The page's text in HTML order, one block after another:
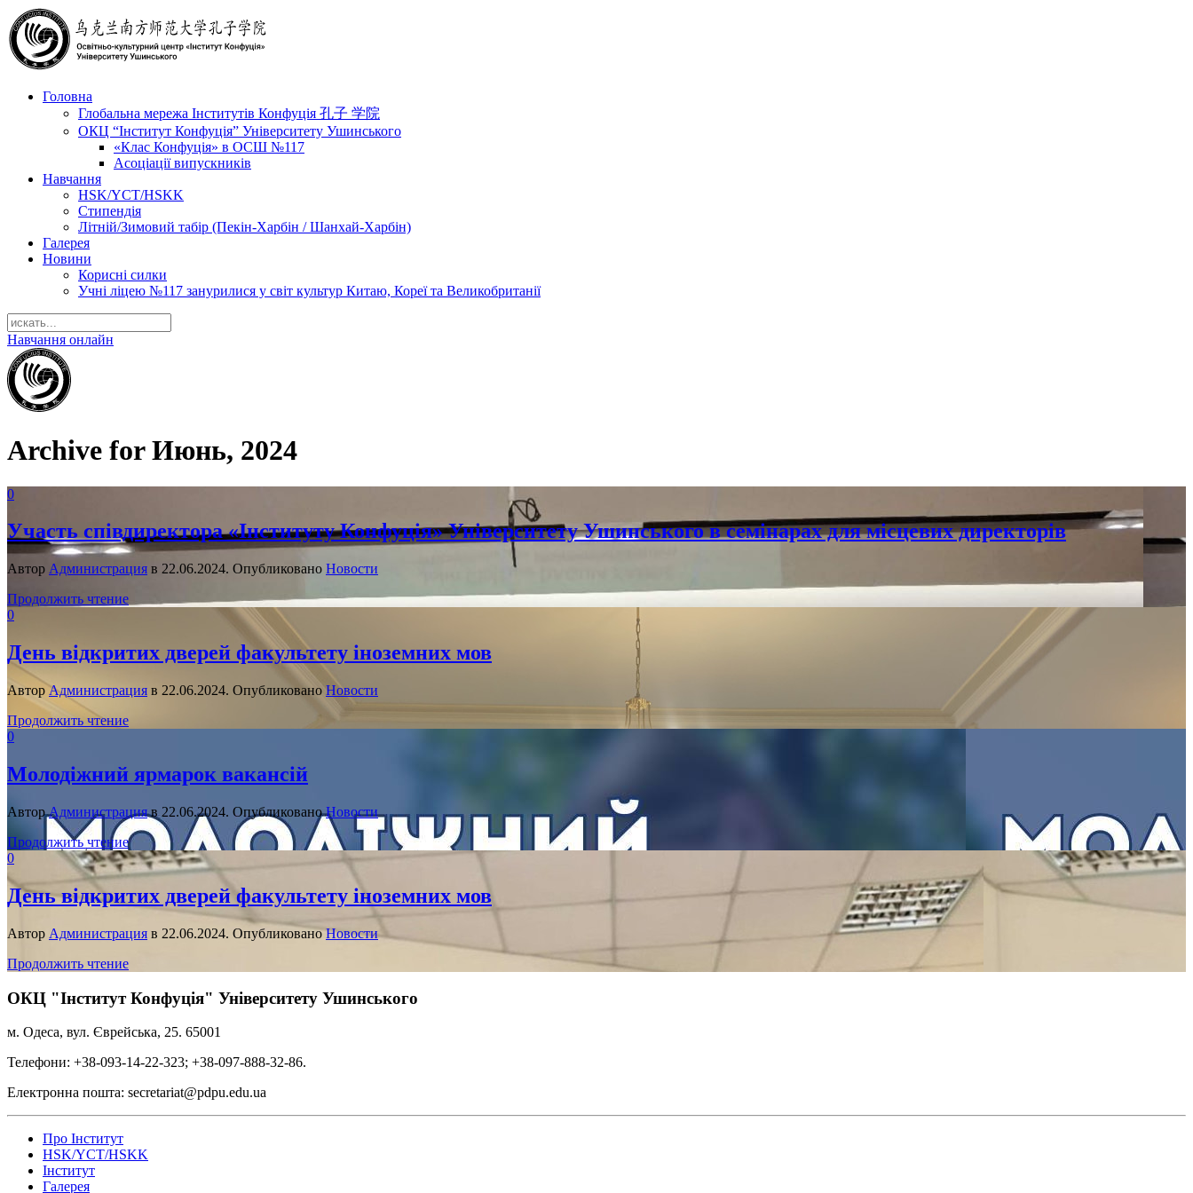
Головна
Глобальна мережа Інститутів Конфуція 孔子 学院
ОКЦ “Інститут Конфуція” Університету Ушинського
«Клас Конфуція» в ОСШ №117
Асоціації випускників
Навчання
HSK/YCT/HSKK
Стипендія
Літній/Зимовий табір (Пекін-Харбін / Шанхай-Харбін)
Галерея
Новини
Корисні силки
Учні ліцею №117 занурилися у світ культур Китаю, Кореї та Великобританії
Навчання онлайн
Archive for Июнь, 2024
0
Участь співдиректора «Інституту Конфуція» Університету Ушинського в семінарах для місцевих директорів
Автор Администрация в 22.06.2024. Опубликовано Новости
Продолжить чтение
0
День відкритих дверей факультету іноземних мов
АвторАдминистрация в 22.06.2024. ОпубликованоНовости
Продолжить чтение
0
Молодіжний ярмарок вакансій
АвторАдминистрацияв 22.06.2024. ОпубликованоНовости
Продолжить чтение
0
День відкритих дверей факультету іноземних мов
Автор Администрация в 22.06.2024. ОпубликованоНовости
Продолжить чтение
ОКЦ "Інститут Конфуція" Університету Ушинського
м. Одеса, вул. Єврейська, 25. 65001
Телефони: +38-093-14-22-323; +38-097-888-32-86.
Електронна пошта: secretariat@pdpu.edu.ua
Про Інститут
HSK/YCT/HSKK
Інститут
Галерея